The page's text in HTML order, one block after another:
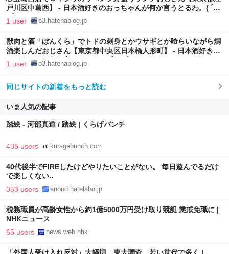
戸川区中葛西】 - 日本酒好きのおっちゃんが何か言うとるわ。( ´
ω`)
1 user o3.hatenablog.jp
獣肉と酒「ぼんくら」でトドの刺身とかウサギとか喰らいながら燗
酒楽しんだおじさん【東京都中央区日本橋人形町】 - 日本酒好きの
おっちゃんが何か言うとるわ。( ´ ω`)
1 user o3.hatenablog.jp
同じサイトの新着をもっと読む
いま人気の記事
踏絵 - 河部真道 / 踏絵 | くらげバンチ
435 users kuragebunch.com
40代後半でFIREしたけどやりたいことがない。 毎日遊んでるだけ
で楽しくない..
353 users anond.hatelabo.jp
税務職員が高齢女性から約1億5000万円受け取り競艇 懲戒免職に |
NHKニュース
65 users news.web.nhk